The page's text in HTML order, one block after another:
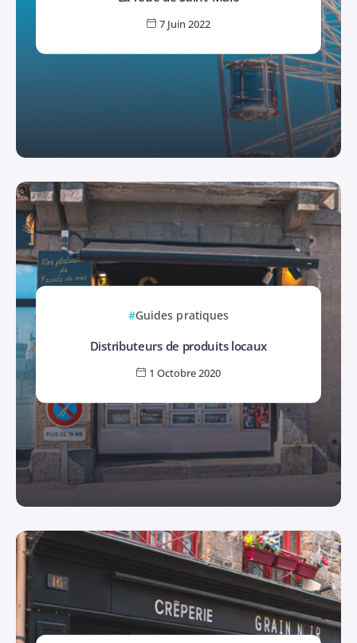
7 Juin 2022
Guides pratiques
Distributeurs de produits locaux
1 Octobre 2020